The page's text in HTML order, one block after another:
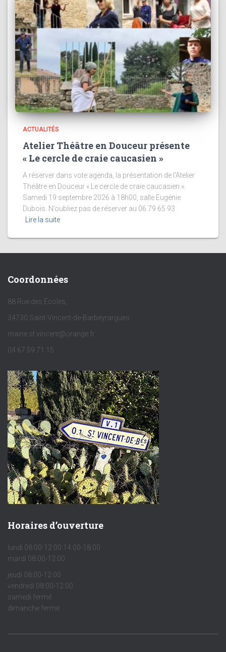
ACTUALITÉS
Atelier Théâtre en Douceur présente
« Le cercle de craie caucasien »
A réserver dans vote agenda, la présentation de l’Atelier
Théâtre en Douceur « Le cercle de craie caucasien ».
Samedi 19 septembre 2026 à 18h00, salle Eugénie
Dubois. N’oubliez pas de réserver au 06 79 65 93
Lire la suite
Coordonnées
88 Rue des Écoles,
34730 Saint-Vincent-de-Barbeyrargues
mairie.st.vincent@orange.fr
04 67 59 71 15
Horaires d’ouverture
lundi 08:00-12:00 14:00-18:00
mardi 08:00-12:00
jeudi 08:00-12:00
vendredi 08:00-12:00
samedi fermé
dimanche fermé